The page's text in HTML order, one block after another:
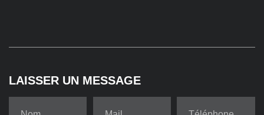
LAISSER UN MESSAGE